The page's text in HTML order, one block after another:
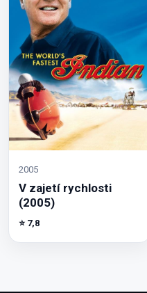
2005
V zajetí rychlosti
(2005)
⭐ 7,8